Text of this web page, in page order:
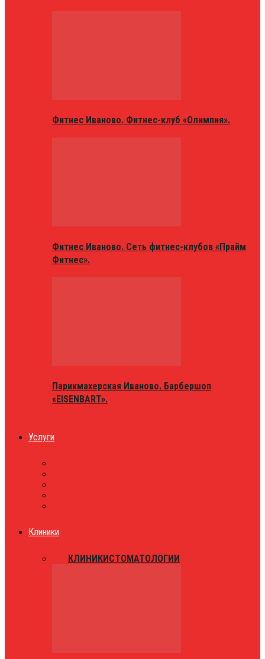
Фитнес Иваново. Фитнес-клуб «Олимпия».
Фитнес Иваново. Сеть фитнес-клубов «Прайм
Фитнес».
Парикмахерская Иваново. Барбершоп
«EISENBART».
Услуги
Клиники
КЛИНИКИСТОМАТОЛОГИИ